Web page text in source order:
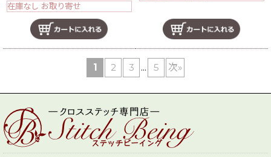
在庫なし お取り寄せ
1 2 3 ... 5 次»